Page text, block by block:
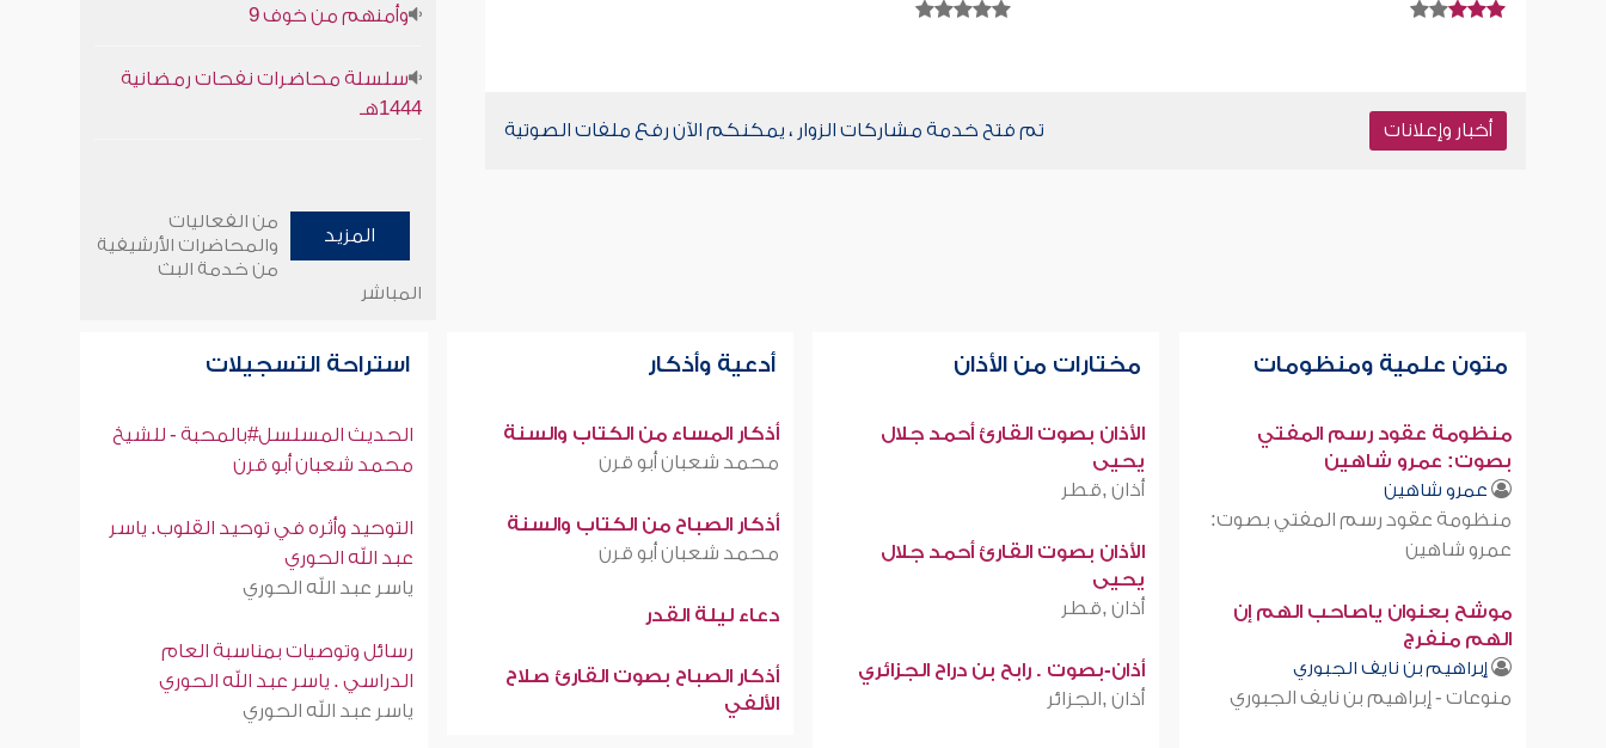
محمد العريفي محمد العريفي
أخبار وإعلانات تم فتح خدمة مشاركات الزوار ، يمكنكم الآن رفع ملفات الصوتية
وأمنهم من خوف 9
سلسلة محاضرات نفحات رمضانية
1444هـ
المزيد
من الفعاليات
والمحاضرات الأرشيفية
من خدمة البث
المباشر
متون علمية ومنظومات
منظومة عقود رسم المفتي
بصوت: عمرو شاهين
عمرو شاهين
منظومة عقود رسم المفتي بصوت:
عمرو شاهين
موشح بعنوان ياصاحب الهم إن
الهم منفرج
إبراهيم بن نايف الجبوري
منوعات - إبراهيم بن نايف الجبوري
مختارات من الأذان
الأذان بصوت القارئ أحمد جلال
يحيى
أذان ,قطر
الأذان بصوت القارئ أحمد جلال
يحيى
أذان ,قطر
أذان-بصوت . رابح بن دراح الجزائري
أذان ,الجزائر
أدعية وأذكار
أذكار المساء من الكتاب والسنة
محمد شعبان أبو قرن
أذكار الصباح من الكتاب والسنة
محمد شعبان أبو قرن
دعاء ليلة القدر
أذكار الصباح بصوت القارئ صلاح
الألفي
استراحة التسجيلات
الحديث المسلسل#بالمحبة - للشيخ
محمد شعبان أبو قرن
التوحيد وأثره في توحيد القلوب. ياسر
عبد الله الحوري
ياسر عبد الله الحوري
رسائل وتوصيات بمناسبة العام
الدراسي . ياسر عبد الله الحوري
ياسر عبد الله الحوري